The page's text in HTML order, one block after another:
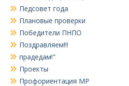
Педсовет года
Плановые проверки
Победители ПНПО
Поздравляем!!!
прадедам!"
Проекты
Профориентация МР